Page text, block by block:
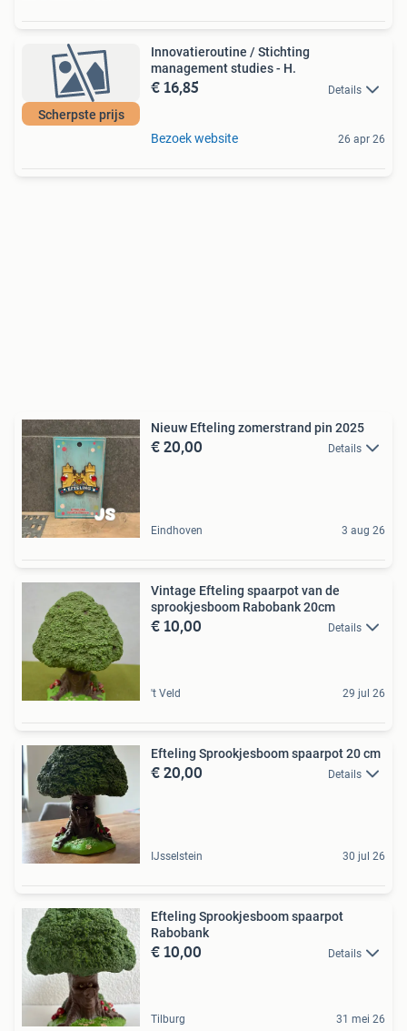
Scherpste prijs
Innovatieroutine / Stichting
management studies - H.
€ 16,85 Details
Bezoek website 26 apr 26
Nieuw Efteling zomerstrand pin 2025
€ 20,00 Details
Eindhoven 3 aug 26
Vintage Efteling spaarpot van de
sprookjesboom Rabobank 20cm
€ 10,00 Details
't Veld 29 jul 26
Efteling Sprookjesboom spaarpot 20 cm
€ 20,00 Details
IJsselstein 30 jul 26
Efteling Sprookjesboom spaarpot
Rabobank
€ 10,00 Details
Tilburg 31 mei 26